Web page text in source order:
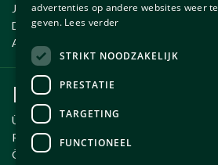
Jaguar ersatzteile
Daimler ersatzteile
Aston Martin ersatzteile
Kundendienst
Über Autobetrieb Exco
Reiseroute
Öffnungszeiten
advertenties op andere websites weer te
geven. Lees verder
STRIKT NOODZAKELIJK
PRESTATIE
TARGETING
FUNCTIONEEL